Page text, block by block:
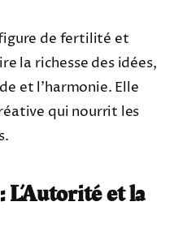
de fertilité et
la richesse des idées,
et l’harmonie. Elle
qui nourrit les
L’Autorité et la